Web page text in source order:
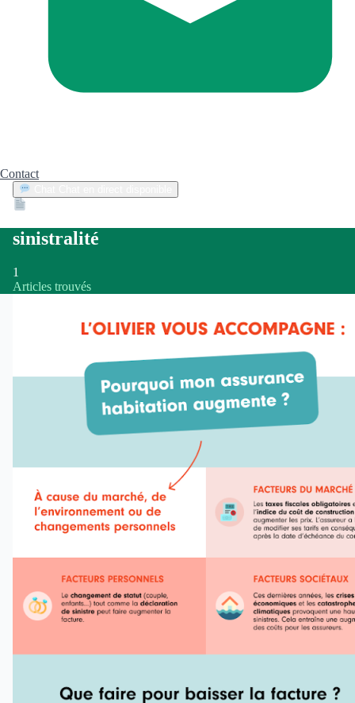
Contact
sinistralité
1
Articles trouvés